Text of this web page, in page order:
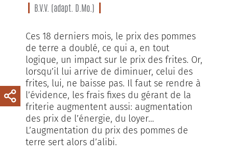
B.V.V. (adapt. D.Mo.)
Ces 18 derniers mois, le prix des pommes
de terre a doublé, ce qui a, en tout
logique, un impact sur le prix des frites. Or,
lorsqu’il lui arrive de diminuer, celui des
frites, lui, ne baisse pas. Il faut se rendre à
l’évidence, les frais fixes du gérant de la
friterie augmentent aussi: augmentation
des prix de l’énergie, du loyer…
L’augmentation du prix des pommes de
terre sert alors d’alibi.